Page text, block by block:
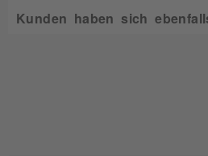
Kunden haben sich